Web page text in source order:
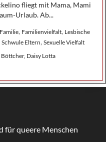
fliegt mit Mama, Mami
Urlaub. Ab...
, Familienvielfalt, Lesbische
Schwule Eltern, Sexuelle Vielfalt
Daisy Lotta